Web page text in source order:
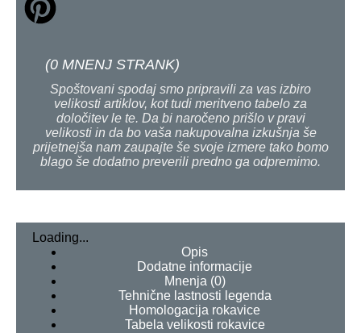
(0 MNENJ STRANK)
Spoštovani spodaj smo pripravili za vas izbiro
velikosti artiklov, kot tudi meritveno tabelo za
določitev le te. Da bi naročeno prišlo v pravi
velikosti in da bo vaša nakupovalna izkušnja še
prijetnejša nam zaupajte še svoje izmere tako bomo
blago še dodatno preverili predno ga odpremimo.
Loading...
Opis
Dodatne informacije
Mnenja (0)
Tehnične lastnosti legenda
Homologacija rokavice
Tabela velikosti rokavice